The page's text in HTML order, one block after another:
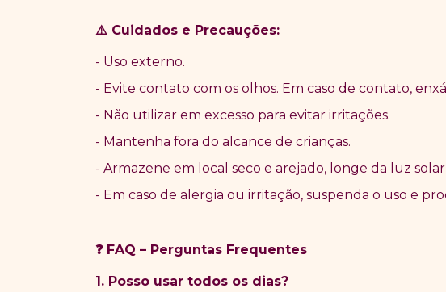
⚠️ Cuidados e Precauções:
- Uso externo.
- Evite contato com os olhos. Em caso de contato,
- Não utilizar em excesso para evitar irritações.
- Mantenha fora do alcance de crianças.
- Armazene em local seco e arejado, longe da luz
- Em caso de alergia ou irritação, suspenda o uso e
❓FAQ – Perguntas Frequentes
1. Posso usar todos os dias?